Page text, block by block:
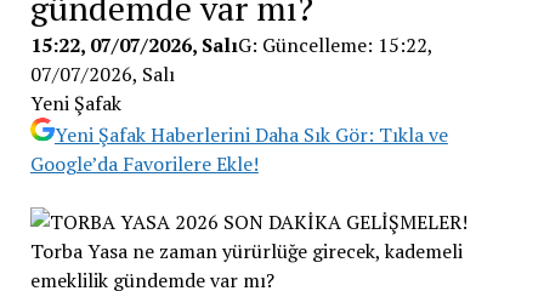
15:22, 07/07/2026, SalıG: Güncelleme: 15:22,
07/07/2026, Salı
Yeni Şafak
Yeni Şafak Haberlerini Daha Sık Gör: Tıkla ve
Google’da Favorilere Ekle!